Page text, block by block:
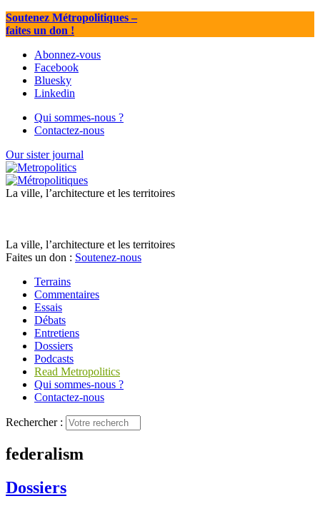
Soutenez Métropolitiques–
faites un don !
Abonnez-vous
Facebook
Bluesky
Linkedin
Qui sommes-nous ?
Contactez-nous
Our sister journal
La ville, l’architecture et les territoires
La ville, l’architecture et les territoires
Faites un don : Soutenez-nous
Terrains
Commentaires
Essais
Débats
Entretiens
Dossiers
Podcasts
Read Metropolitics
Qui sommes-nous ?
Contactez-nous
Rechercher :
federalism
Dossiers